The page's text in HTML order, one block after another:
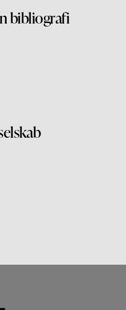
bibliografi